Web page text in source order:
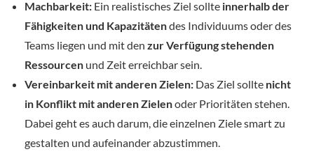
Machbarkeit: Ein realistisches Ziel sollte innerhalb der
Fähigkeiten und Kapazitätendes Individuums oder des
Teams liegen und mit den zur Verfügung stehenden
Ressourcen und Zeit erreichbar sein.
Vereinbarkeit mit anderen Zielen: Das Ziel sollte nicht
in Konflikt mit anderen Zielenoder Prioritäten stehen.
Dabei geht es auch darum, die einzelnen Ziele smart zu
gestalten und aufeinander abzustimmen.